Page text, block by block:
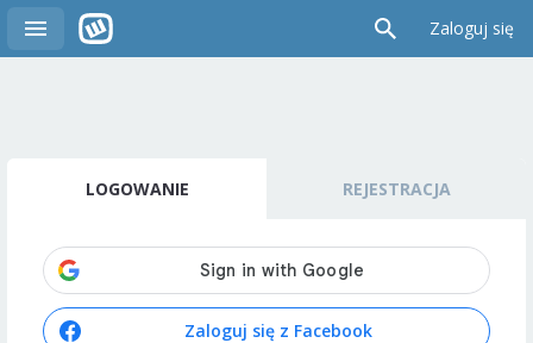
Zaloguj się
LOGOWANIE REJESTRACJA
Zaloguj się z Facebook